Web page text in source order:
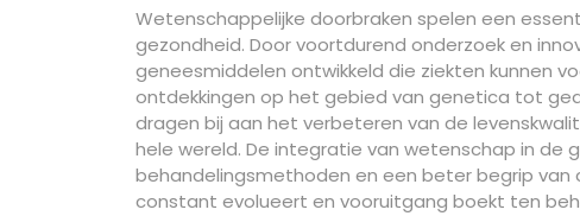
Wetenschappelijke doorbraken spelen een
gezondheid. Door voortdurend onderzoek en
geneesmiddelen ontwikkeld die ziekten kunnen
ontdekkingen op het gebied van genetica tot
dragen bij aan het verbeteren van de
hele wereld. De integratie van wetenschap in
behandelingsmethoden en een beter begrip
constant evolueert en vooruitgang boekt ten